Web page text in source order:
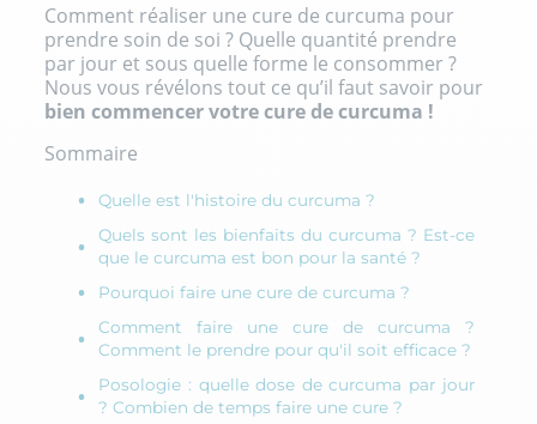
Comment réaliser une cure de curcuma pour
prendre soin de soi ? Quelle quantité prendre
par jour et sous quelle forme le consommer ?
Nous vous révélons tout ce qu’il faut savoir pour
bien commencer votre cure de curcuma !
Sommaire
Quelle est l'histoire du curcuma ?
Quels sont les bienfaits du curcuma ? Est-ce
que le curcuma est bon pour la santé ?
Pourquoi faire une cure de curcuma ?
Comment faire une cure de curcuma ?
Comment le prendre pour qu'il soit efficace ?
Posologie : quelle dose de curcuma par jour
? Combien de temps faire une cure ?